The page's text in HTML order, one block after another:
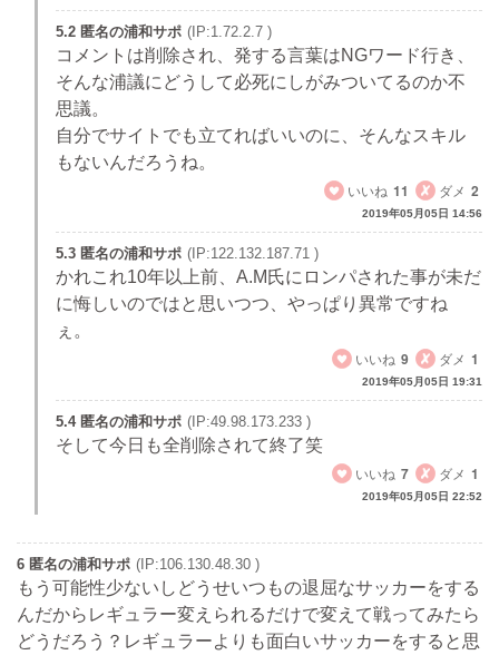
5.2 匿名の浦和サポ (IP:1.72.2.7 )
コメントは削除され、発する言葉はNGワード行き、
そんな浦議にどうして必死にしがみついてるのか不
思議。
自分でサイトでも立てればいいのに、そんなスキル
もないんだろうね。
いいね 11 ダメ 2
2019年05月05日 14:56
5.3 匿名の浦和サポ (IP:122.132.187.71 )
かれこれ10年以上前、A.M氏にロンパされた事が未だ
に悔しいのではと思いつつ、やっぱり異常ですね
ぇ。
いいね 9 ダメ 1
2019年05月05日 19:31
5.4 匿名の浦和サポ (IP:49.98.173.233 )
そして今日も全削除されて終了笑
いいね 7 ダメ 1
2019年05月05日 22:52
6 匿名の浦和サポ (IP:106.130.48.30 )
もう可能性少ないしどうせいつもの退屈なサッカーをする
んだからレギュラー変えられるだけで変えて戦ってみたら
どうだろう？レギュラーよりも面白いサッカーをすると思